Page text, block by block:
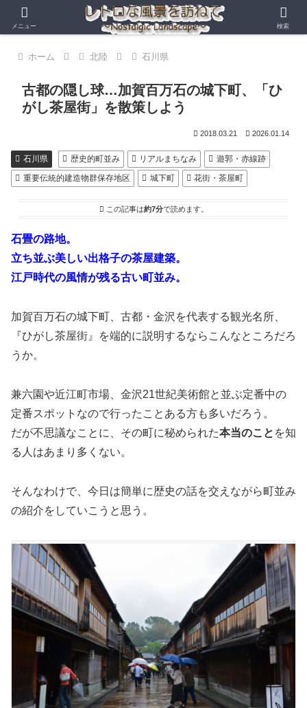
ホーム 北陸 石川県
古都の隠し球…加賀百万石の城下町、「ひ
がし茶屋街」を散策しよう
2018.03.21 2026.01.14
石川県 歴史的町並み リアルまちなみ
遊郭・赤線跡
重要伝統的建造物群保存地区
城下町 花街・茶屋町
この記事は約7分で読めます。
石畳の路地。
立ち並ぶ美しい出格子の茶屋建築。
江戸時代の風情が残る古い町並み。
加賀百万石の城下町、古都・金沢を代表する観光名所、
『ひがし茶屋街』を端的に説明するならこんなところだろ
うか。
兼六園や近江町市場、金沢21世紀美術館と並ぶ定番中の
定番スポットなので行ったことある方も多いだろう。
だが不思議なことに、その町に秘められた本当のこと を知
る人はあまり多くない。
そんなわけで、今日は簡単に歴史の話を交えながら町並み
の紹介をしていこうと思う。
メニュー 検索